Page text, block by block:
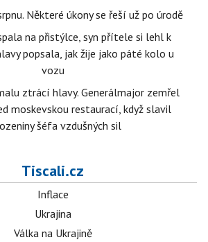
Některé úkony se řeší už po úrodě
na přistýlce, syn přítele si lehl k
popsala, jak žije jako páté kolo u
vozu
ztrácí hlavy. Generálmajor zemřel
moskevskou restaurací, když slavil
šéfa vzdušných sil
Tiscali.cz
Inflace
Ukrajina
Válka na Ukrajině